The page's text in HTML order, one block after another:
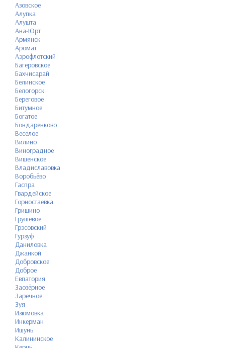
Азовское
Алупка
Алушта
Ана-Юрт
Армянск
Аромат
Аэрофлотский
Багеровское
Бахчисарай
Белинское
Белогорск
Береговое
Битумное
Богатое
Бондаренково
Весёлое
Вилино
Виноградное
Вишенское
Владиславовка
Воробьёво
Гаспра
Гвардейское
Горностаевка
Гришино
Грушевое
Грэсовский
Гурзуф
Даниловка
Джанкой
Добровское
Доброе
Евпатория
Заозёрное
Заречное
Зуя
Изюмовка
Инкерман
Ишунь
Калининское